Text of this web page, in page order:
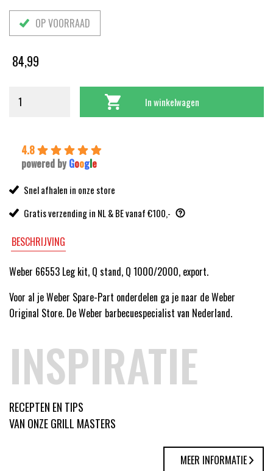
OP VOORRAAD
84,99
In winkelwagen
4.8
powered by Google
Snel afhalen in onze store
Gratis verzending in NL & BE vanaf €100,-
BESCHRIJVING
Weber 66553 Leg kit, Q stand, Q 1000/2000, export.
Voor al je Weber Spare-Part onderdelen ga je naar de Weber
Original Store. De Weber barbecuespecialist van Nederland.
INSPIRATIE
RECEPTEN EN TIPS
VAN ONZE GRILL MASTERS
MEER INFORMATIE